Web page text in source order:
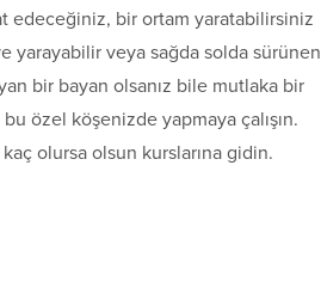
edeceğiniz, bir ortam yaratabilirsiniz
yarayabilir veya sağda solda sürünen
bir bayan olsanız bile mutlaka bir
özel köşenizde yapmaya çalışın.
olursa olsun kurslarına gidin.